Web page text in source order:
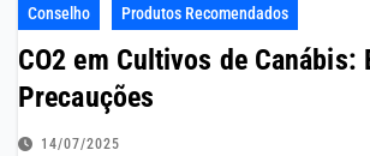
Conselho Produtos Recomendados
CO2 em Cultivos de Canábis:
Precauções
14/07/2025